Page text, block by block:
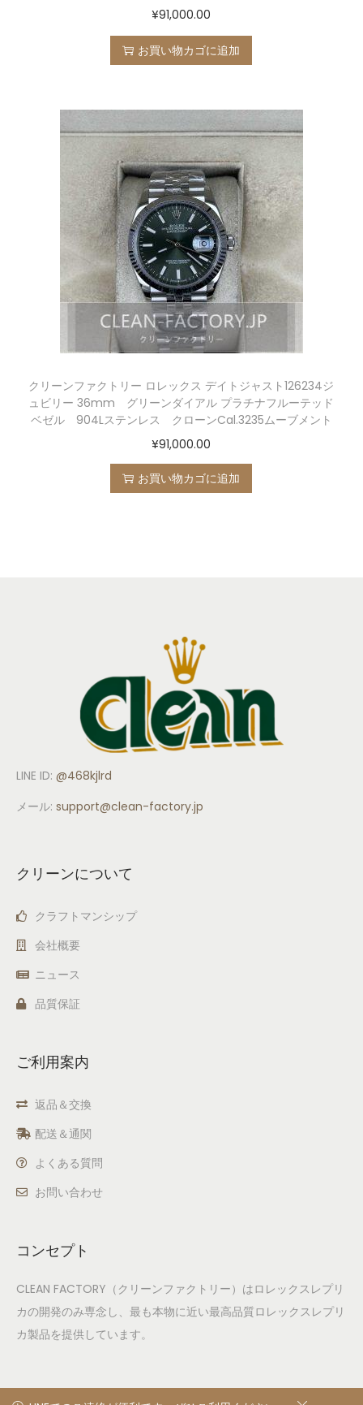
¥91,000.00
お買い物カゴに追加
クリーンファクトリー ロレックス デイトジャスト126234ジ
ュビリー 36mm グリーンダイアル プラチナフルーテッド
ベゼル 904Lステンレス クローンCal.3235ムーブメント
¥91,000.00
お買い物カゴに追加
LINE ID: @468kjlrd
メール: support@clean-factory.jp
クリーンについて
クラフトマンシップ
会社概要
ニュース
品質保証
ご利用案内
返品＆交換
配送＆通関
よくある質問
お問い合わせ
コンセプト
CLEAN FACTORY（クリーンファクトリー）はロレックスレプリ
カの開発のみ専念し、最も本物に近い最高品質ロレックスレプリ
カ製品を提供しています。